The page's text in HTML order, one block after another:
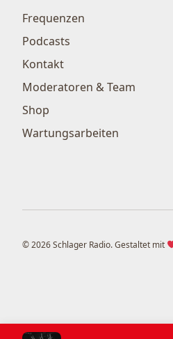
Frequenzen
Podcasts
Kontakt
Moderatoren & Team
Shop
Wartungsarbeiten
© 2026 Schlager Radio. Gestaltet mit